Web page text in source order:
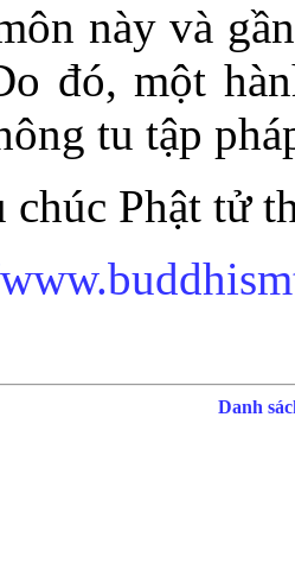
này và
đó, một
tu tập
chúc Phật tử
Danh